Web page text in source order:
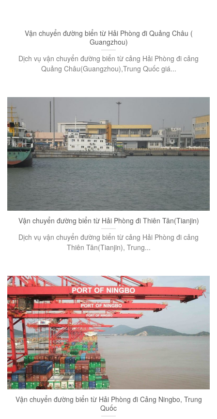
Vận chuyển đường biển từ Hải Phòng đi Quảng Châu (
Guangzhou)
Dịch vụ vận chuyển đường biển từ cảng Hải Phòng đi cảng
Quảng Châu(Guangzhou),Trung Quốc giá...
Vận chuyển đường biển từ Hải Phòng đi Thiên Tân(Tianjin)
Dịch vụ vận chuyển đường biển từ cảng Hải Phòng đi cảng
Thiên Tân(Tianjin), Trung...
Vận chuyển đường biển từ Hải Phòng đi Cảng Ningbo, Trung
Quốc